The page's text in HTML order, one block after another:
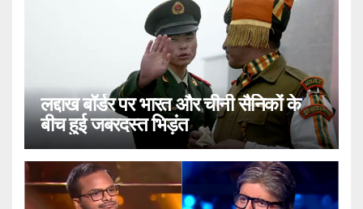
लद्दाख बॉर्डर पर भारत और चीनी सैनिकों के
बीच हुई जबरदस्त भिड़ंत